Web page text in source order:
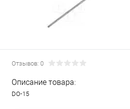
Отзывов: 0
Описание товара:
DO-15